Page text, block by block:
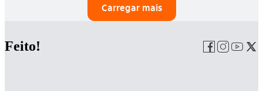
Carregar mais
Feito!